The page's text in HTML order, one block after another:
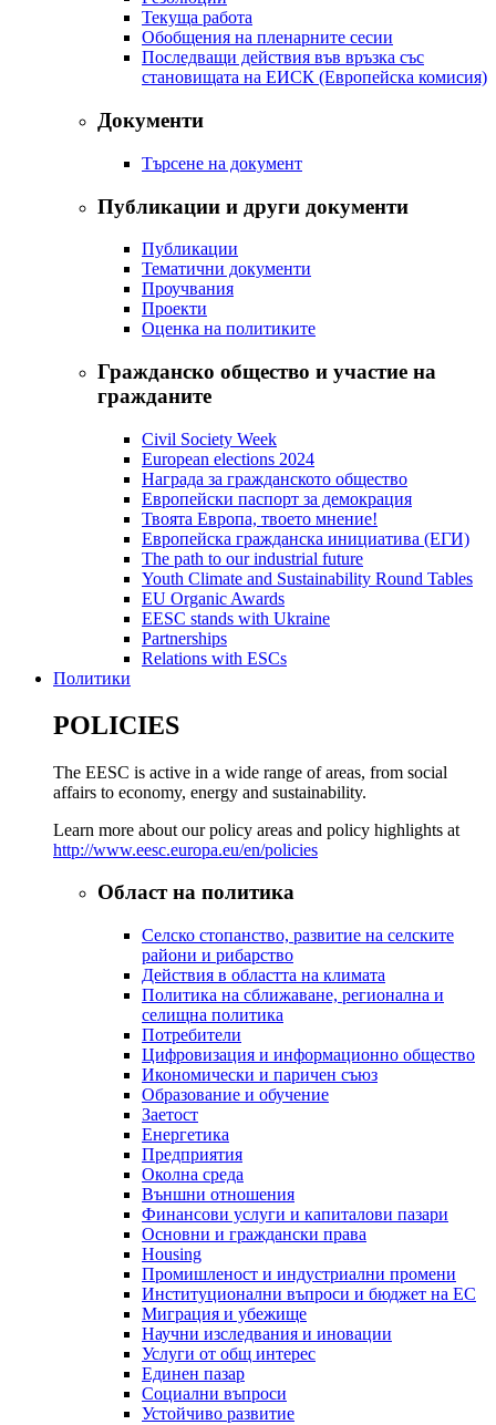
Текуща работа
Обобщения на пленарните сесии
Последващи действия във връзка със
становищата на ЕИСК (Европейска комисия)
Документи
Търсене на документ
Публикации и други документи
Публикации
Тематични документи
Проучвания
Проекти
Оценка на политиките
Гражданско общество и участие на
гражданите
Civil Society Week
European elections 2024
Награда за гражданското общество
Европейски паспорт за демокрация
Твоята Европа, твоето мнение!
Европейска гражданска инициатива (ЕГИ)
The path to our industrial future
Youth Climate and Sustainability Round Tables
EU Organic Awards
EESC stands with Ukraine
Partnerships
Relations with ESCs
Политики
POLICIES
The EESC is active in a wide range of areas, from social
affairs to economy, energy and sustainability.
Learn more about our policy areas and policy highlights at
http://www.eesc.europa.eu/en/policies
Област на политика
Селско стопанство, развитие на селските
райони и рибарство
Действия в областта на климата
Политика на сближаване, регионална и
селищна политика
Потребители
Цифровизация и информационно общество
Икономически и паричен съюз
Образование и обучение
Заетост
Енергетика
Предприятия
Околна среда
Външни отношения
Финансови услуги и капиталови пазари
Основни и граждански права
Housing
Промишленост и индустриални промени
Институционални въпроси и бюджет на ЕС
Миграция и убежище
Научни изследвания и иновации
Услуги от общ интерес
Единен пазар
Социални въпроси
Устойчиво развитие